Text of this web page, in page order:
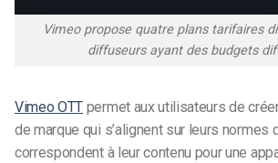
Vimeo propose quatre plans tarifaires
diffuseurs ayant des budgets
Vimeo OTT permet aux utilisateurs de
de marque qui s’alignent sur leurs normes
correspondent à leur contenu pour une